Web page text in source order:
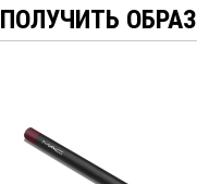
ПОЛУЧИТЬ ОБРАЗ